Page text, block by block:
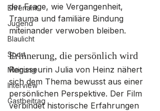
Ehrenamt
Jugend
Blaulicht
Sport
Meinung
Interview
Gastbeitrag
der Frage, wie Vergangenheit,
Trauma und familiäre Bindung
miteinander verwoben bleiben.
Erinnerung, die persönlich wird
Regisseurin Julia von Heinz nähert
sich dem Thema bewusst aus einer
persönlichen Perspektive. Der Film
verbindet historische Erfahrungen